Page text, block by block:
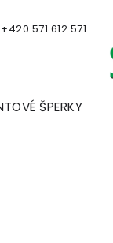
+420 571 612 571
ŠPERKY